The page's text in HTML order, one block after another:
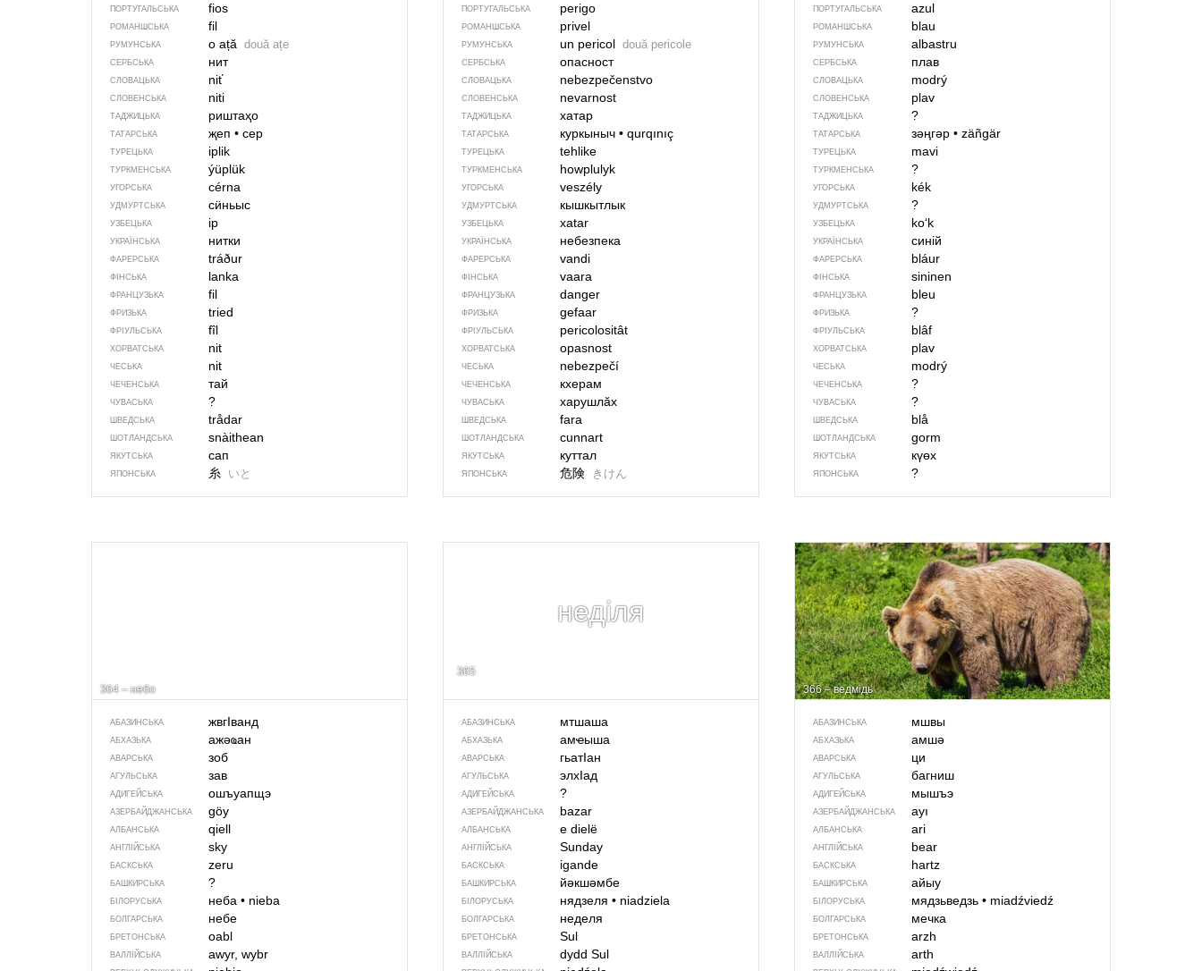
ПОРТУГАЛЬСЬКА fios
РОМАНШСЬКА fil
РУМУНСЬКА o ață două ațe
СЕРБСЬКА нит
СЛОВАЦЬКА niť
СЛОВЕНСЬКА niti
ТАДЖИЦЬКА риштаҳо
ТАТАРСЬКА җеп •cep
ТУРЕЦЬКА iplik
ТУРКМЕНСЬКА ýüplük
УГОРСЬКА cérna
УДМУРТСЬКА сӥньыс
УЗБЕЦЬКА ip
УКРАЇНСЬКА нитки
ФАРЕРСЬКА tráður
ФІНСЬКА lanka
ФРАНЦУЗЬКА fil
ФРИЗЬКА tried
ФРІУЛЬСЬКА fîl
ХОРВАТСЬКА nit
ЧЕСЬКА nit
ЧЕЧЕНСЬКА тай
ЧУВАСЬКА ?
ШВЕДСЬКА trådar
ШОТЛАНДСЬКА snàithean
ЯКУТСЬКА сап
ЯПОНСЬКА 糸 いと
ПОРТУГАЛЬСЬКА perigo
РОМАНШСЬКА privel
РУМУНСЬКА un pericol două pericole
СЕРБСЬКА опасност
СЛОВАЦЬКА nebezpečenstvo
СЛОВЕНСЬКА nevarnost
ТАДЖИЦЬКА хатар
ТАТАРСЬКА куркыныч • qurqınıç
ТУРЕЦЬКА tehlike
ТУРКМЕНСЬКА howplulyk
УГОРСЬКА veszély
УДМУРТСЬКА кышкытлык
УЗБЕЦЬКА xatar
УКРАЇНСЬКА небезпека
ФАРЕРСЬКА vandi
ФІНСЬКА vaara
ФРАНЦУЗЬКА danger
ФРИЗЬКА gefaar
ФРІУЛЬСЬКА pericolositât
ХОРВАТСЬКА opasnost
ЧЕСЬКА nebezpečí
ЧЕЧЕНСЬКА кхерам
ЧУВАСЬКА харушлӑх
ШВЕДСЬКА fara
ШОТЛАНДСЬКА cunnart
ЯКУТСЬКА куттал
ЯПОНСЬКА 危険 きけん
ПОРТУГАЛЬСЬКА azul
РОМАНШСЬКА blau
РУМУНСЬКА albastru
СЕРБСЬКА плав
СЛОВАЦЬКА modrý
СЛОВЕНСЬКА plav
ТАДЖИЦЬКА ?
ТАТАРСЬКА зәңгәр• zäñgär
ТУРЕЦЬКА mavi
ТУРКМЕНСЬКА ?
УГОРСЬКА kék
УДМУРТСЬКА ?
УЗБЕЦЬКА koʻk
УКРАЇНСЬКА синій
ФАРЕРСЬКА bláur
ФІНСЬКА sininen
ФРАНЦУЗЬКА bleu
ФРИЗЬКА ?
ФРІУЛЬСЬКА blâf
ХОРВАТСЬКА plav
ЧЕСЬКА modrý
ЧЕЧЕНСЬКА ?
ЧУВАСЬКА ?
ШВЕДСЬКА blå
ШОТЛАНДСЬКА gorm
ЯКУТСЬКА күөх
ЯПОНСЬКА ?
364 – небо
АБАЗИНСЬКА жвгIванд
АБХАЗЬКА ажәҩан
АВАРСЬКА зоб
АГУЛЬСЬКА зав
АДИГЕЙСЬКА ошъуапщэ
АЗЕРБАЙДЖАНСЬКА göy
АЛБАНСЬКА qiell
АНГЛІЙСЬКА sky
БАСКСЬКА zeru
БАШКИРСЬКА ?
БІЛОРУСЬКА неба •nieba
БОЛГАРСЬКА небе
БРЕТОНСЬКА oabl
ВАЛЛІЙСЬКА awyr, wybr
неділя
365
АБАЗИНСЬКА мтшаша
АБХАЗЬКА амҽыша
АВАРСЬКА гьатIан
АГУЛЬСЬКА элхIад
АДИГЕЙСЬКА ?
АЗЕРБАЙДЖАНСЬКА bazar
АЛБАНСЬКА e dielë
АНГЛІЙСЬКА Sunday
БАСКСЬКА igande
БАШКИРСЬКА йәкшәмбе
БІЛОРУСЬКА нядзеля • niadziela
БОЛГАРСЬКА неделя
БРЕТОНСЬКА Sul
ВАЛЛІЙСЬКА dydd Sul
366 – ведмідь
АБАЗИНСЬКА мшвы
АБХАЗЬКА амшә
АВАРСЬКА ци
АГУЛЬСЬКА багниш
АДИГЕЙСЬКА мышъэ
АЗЕРБАЙДЖАНСЬКА ayı
АЛБАНСЬКА ari
АНГЛІЙСЬКА bear
БАСКСЬКА hartz
БАШКИРСЬКА айыу
БІЛОРУСЬКА мядзьведзь• miadźviedź
БОЛГАРСЬКА мечка
БРЕТОНСЬКА arzh
ВАЛЛІЙСЬКА arth